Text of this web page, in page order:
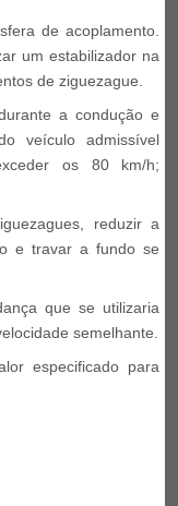
de acoplamento.
um estabilizador na
de ziguezague.
a condução e
veículo admissível
os 80 km/h;
reduzir a
e travar a fundo se
que se utilizaria
semelhante.
especificado para